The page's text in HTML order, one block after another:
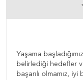
Yaşama
belirlediği hedefler
başarılı olmamız, iyi